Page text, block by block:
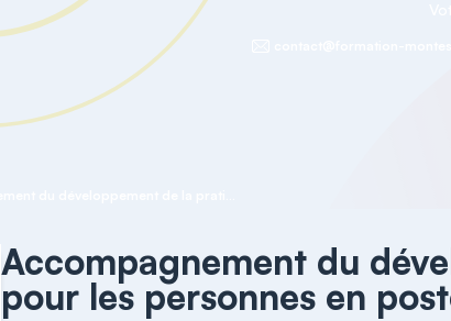
Accompagnement du
pour les personnes en